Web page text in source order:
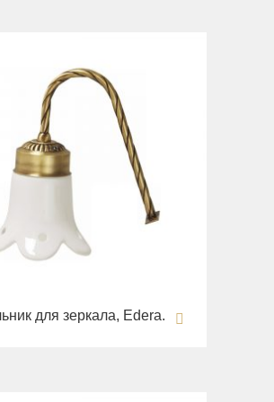
для зеркала, Edera.